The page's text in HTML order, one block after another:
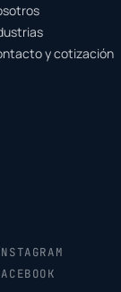
y cotización